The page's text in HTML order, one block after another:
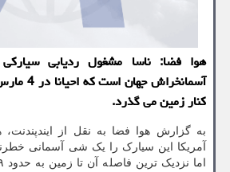
هوا فضا: ناسا مشغول ردیابی سیارکی
کنار زمین می گذرد.
به گزارش هوا فضا به نقل از
آمریکا این سیارک را یک شی آسمانی